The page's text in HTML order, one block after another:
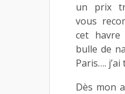
un prix
vous
cet
bulle de
Paris…. j’ai
Dès mon